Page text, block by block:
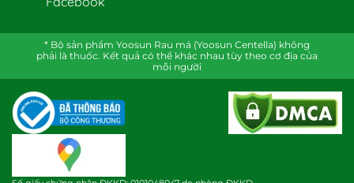
* Bộ sản phẩm Yoosun Rau má (Yoosun Centella) không
phải là thuốc. Kết quả có thể khác nhau tùy theo cơ địa của
mỗi người